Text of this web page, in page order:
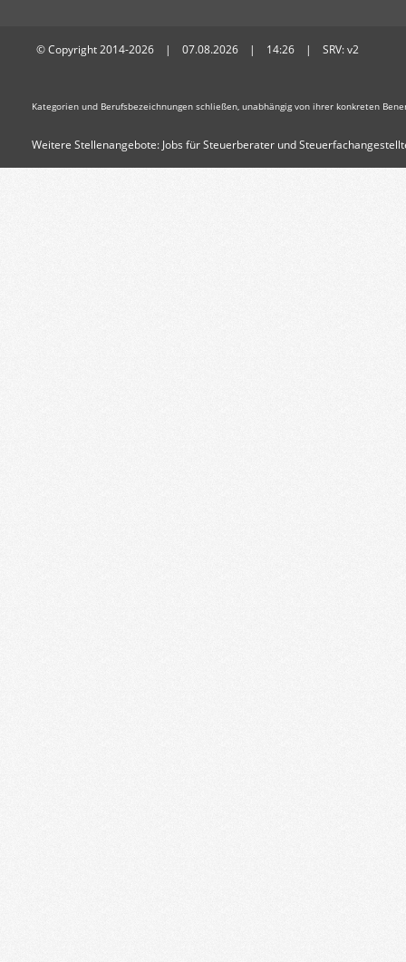
© Copyright 2014-2026 | 07.08.2026 | 14:26 | SRV: v2
Kategorien und Berufsbezeichnungen schließen, unabhängig von ihrer konkreten
Weitere Stellenangebote: Jobs für Steuerberater und